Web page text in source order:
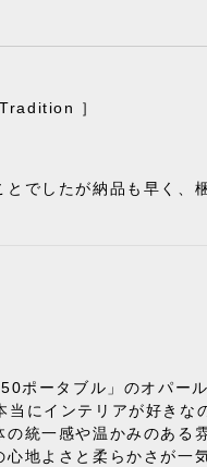
］
でしたが納品も早く、
ポータブル」のオパー
にインテリアが好きな
統一感や温かみのある
地よさと柔らかさが一